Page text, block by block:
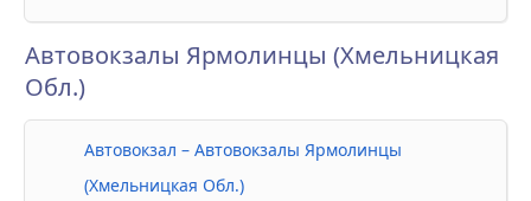
Автовокзалы Ярмолинцы (Хмельницкая
Обл.)
Автовокзал – Автовокзалы Ярмолинцы
(Хмельницкая Обл.)